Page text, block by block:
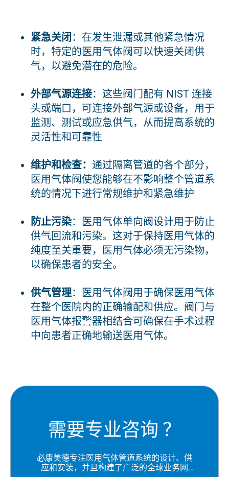
紧急关闭 ：在发生泄漏或其他紧急情况
时，特定的医用气体阀可以快速关闭供
气，以避免潜在的危险。
外部气源连接：这些阀门配有 NIST 连接
头或端口，可连接外部气源或设备，用于
监测、测试或应急供气，从而提高系统的
灵活性和可靠性
维护和检查： 通过隔离管道的各个部分，
医用气体阀使您能够在不影响整个管道系
统的情况下进行常规维护和紧急维护
防止污染：医用气体单向阀设计用于防止
供气回流和污染。这对于保持医用气体的
纯度至关重要，医用气体必须无污染物，
以确保患者的安全。
供气管理：医用气体阀用于确保医用气体
在整个医院内的正确输配和供应。阀门与
医用气体报警器相结合可确保在手术过程
中向患者正确地输送医用气体。
需要专业咨询 ？
必康美德专注医用气体管道系统的设计、供
应和安装，并且构建了广泛的全球业务网